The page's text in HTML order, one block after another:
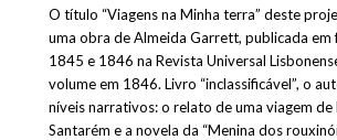
O título “Viagens na Minha terra” deste
uma obra de Almeida Garrett, publicada em
1845 e 1846 na Revista Universal
volume em 1846. Livro “inclassificável”, o
níveis narrativos: o relato de uma viagem de
Santarém e a novela da “Menina dos